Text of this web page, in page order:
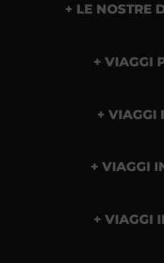
LE NOSTRE
VIAGGI
VIAGGI
VIAGGI
VIAGGI